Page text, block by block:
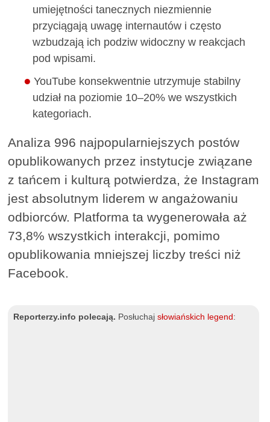
umiejętności tanecznych niezmiennie
przyciągają uwagę internautów i często
wzbudzają ich podziw widoczny w reakcjach
pod wpisami.
YouTube konsekwentnie utrzymuje stabilny
udział na poziomie 10–20% we wszystkich
kategoriach.
Analiza 996 najpopularniejszych postów
opublikowanych przez instytucje związane
z tańcem i kulturą potwierdza, że Instagram
jest absolutnym liderem w angażowaniu
odbiorców. Platforma ta wygenerowała aż
73,8% wszystkich interakcji, pomimo
opublikowania mniejszej liczby treści niż
Facebook.
Reporterzy.info polecają. Posłuchajsłowiańskich legend :